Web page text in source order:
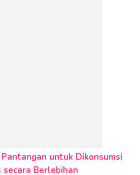
Pantangan untuk Dikonsumsi
Berlebihan